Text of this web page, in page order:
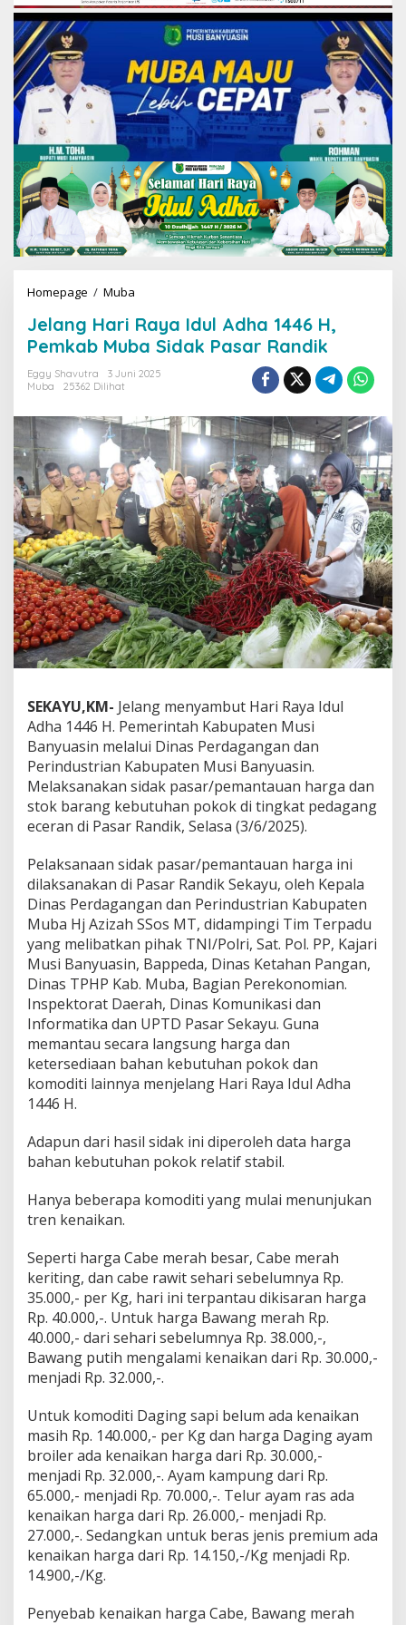
Homepage / Muba
l
a
n
g
r
R
a
a
I
u
l
A
d
h
a
1
4
H
,
P
e
m
a
b
u
b
S
i
d
P
a
s
a
r
a
i
k
Jelang Hari Raya Idul Adha 1446 H,
Pemkab Muba Sidak Pasar Randik
Eggy Shavutra
3 Juni 2025
Muba
25362 Dilihat
SEKAYU,KM- Jelang menyambut Hari Raya Idul
Adha 1446 H. Pemerintah Kabupaten Musi
Banyuasin melalui Dinas Perdagangan dan
Perindustrian Kabupaten Musi Banyuasin.
Melaksanakan sidak pasar/pemantauan harga dan
stok barang kebutuhan pokok di tingkat pedagang
eceran di Pasar Randik, Selasa (3/6/2025).
Pelaksanaan sidak pasar/pemantauan harga ini
dilaksanakan di Pasar Randik Sekayu, oleh Kepala
Dinas Perdagangan dan Perindustrian Kabupaten
Muba Hj Azizah SSos MT, didampingi Tim Terpadu
yang melibatkan pihak TNI/Polri, Sat. Pol. PP, Kajari
Musi Banyuasin, Bappeda, Dinas Ketahan Pangan,
Dinas TPHP Kab. Muba, Bagian Perekonomian.
Inspektorat Daerah, Dinas Komunikasi dan
Informatika dan UPTD Pasar Sekayu. Guna
memantau secara langsung harga dan
ketersediaan bahan kebutuhan pokok dan
komoditi lainnya menjelang Hari Raya Idul Adha
1446 H.
Adapun dari hasil sidak ini diperoleh data harga
bahan kebutuhan pokok relatif stabil.
Hanya beberapa komoditi yang mulai menunjukan
tren kenaikan.
Seperti harga Cabe merah besar, Cabe merah
keriting, dan cabe rawit sehari sebelumnya Rp.
35.000,- per Kg, hari ini terpantau dikisaran harga
Rp. 40.000,-. Untuk harga Bawang merah Rp.
40.000,- dari sehari sebelumnya Rp. 38.000,-,
Bawang putih mengalami kenaikan dari Rp. 30.000,-
menjadi Rp. 32.000,-.
Untuk komoditi Daging sapi belum ada kenaikan
masih Rp. 140.000,- per Kg dan harga Daging ayam
broiler ada kenaikan harga dari Rp. 30.000,-
menjadi Rp. 32.000,-. Ayam kampung dari Rp.
65.000,- menjadi Rp. 70.000,-. Telur ayam ras ada
kenaikan harga dari Rp. 26.000,- menjadi Rp.
27.000,-. Sedangkan untuk beras jenis premium ada
kenaikan harga dari Rp. 14.150,-/Kg menjadi Rp.
14.900,-/Kg.
Penyebab kenaikan harga Cabe, Bawang merah